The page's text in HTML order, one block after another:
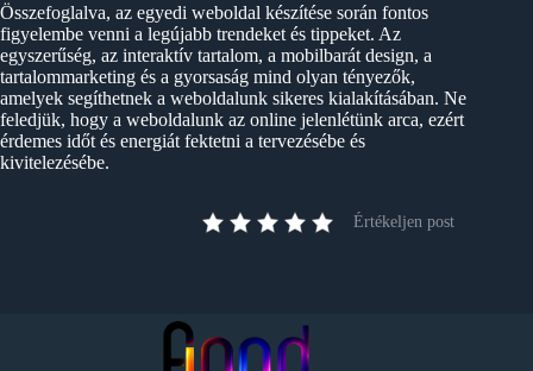
Összefoglalva, az egyedi weboldal készítése során fontos
figyelembe venni a legújabb trendeket és tippeket. Az
egyszerűség, az interaktív tartalom, a mobilbarát design, a
tartalommarketing és a gyorsaság mind olyan tényezők,
amelyek segíthetnek a weboldalunk sikeres kialakításában. Ne
feledjük, hogy a weboldalunk az online jelenlétünk arca, ezért
érdemes időt és energiát fektetni a tervezésébe és
kivitelezésébe.
Értékeljen post